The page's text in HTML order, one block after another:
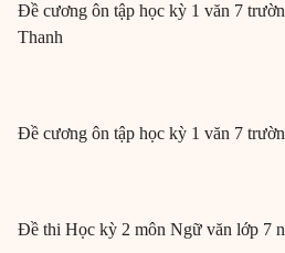
Đề cương ôn tập học kỳ 1 văn 7
Thanh
Đề cương ôn tập học kỳ 1 văn 7
Đề thi Học kỳ 2 môn Ngữ văn lớp 7